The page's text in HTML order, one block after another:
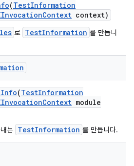
(TestInformation
Context context)
로 TestInformation 를 만듭니
Info(TestInformation
Context module
는 TestInformation 를 만듭니다.